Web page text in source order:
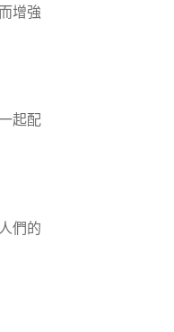
增強
起配
們的